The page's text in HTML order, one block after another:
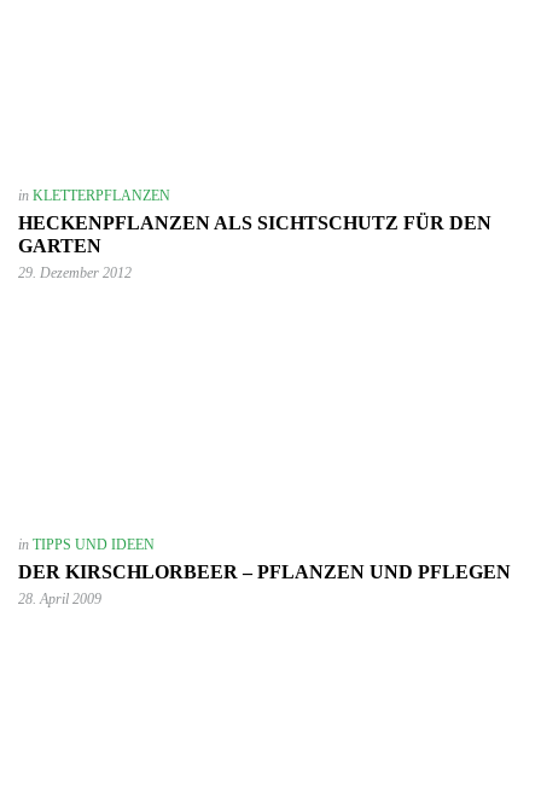
in KLETTERPFLANZEN
HECKENPFLANZEN ALS SICHTSCHUTZ FÜR DEN
GARTEN
29. Dezember 2012
in TIPPS UND IDEEN
DER KIRSCHLORBEER – PFLANZEN UND PFLEGEN
28. April 2009